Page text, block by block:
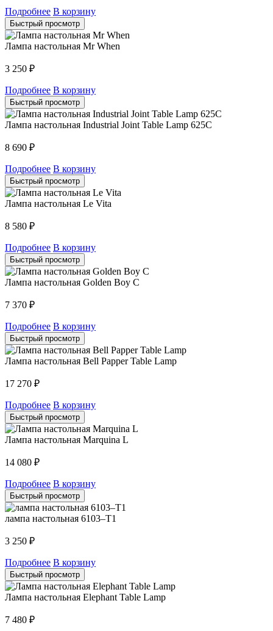
Подробнее В корзину
Быстрый просмотр
Лампа настольная Mr When
3 250 ₽
Подробнее В корзину
Быстрый просмотр
Лампа настольная Industrial Joint Table Lamp 625С
8 690 ₽
Подробнее В корзину
Быстрый просмотр
Лампа настольная Le Vita
8 580 ₽
Подробнее В корзину
Быстрый просмотр
Лампа настольная Golden Boy C
7 370 ₽
Подробнее В корзину
Быстрый просмотр
Лампа настольная Bell Papper Table Lamp
17 270 ₽
Подробнее В корзину
Быстрый просмотр
Лампа настольная Marquina L
14 080 ₽
Подробнее В корзину
Быстрый просмотр
лампа настольная 6103–T1
3 250 ₽
Подробнее В корзину
Быстрый просмотр
Лампа настольная Elephant Table Lamp
7 480 ₽